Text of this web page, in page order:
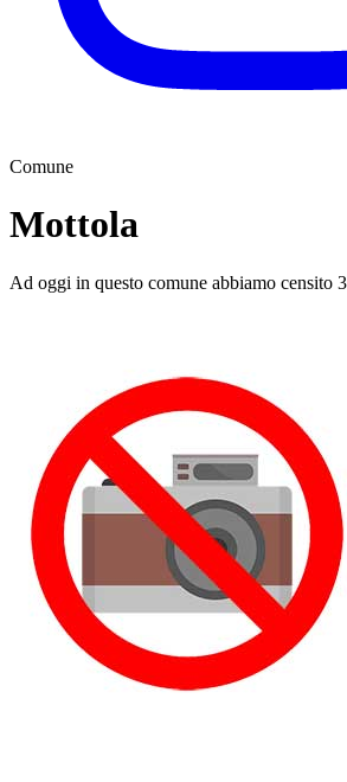
Comune
Mottola
Ad oggi in questo comune abbiamo censito